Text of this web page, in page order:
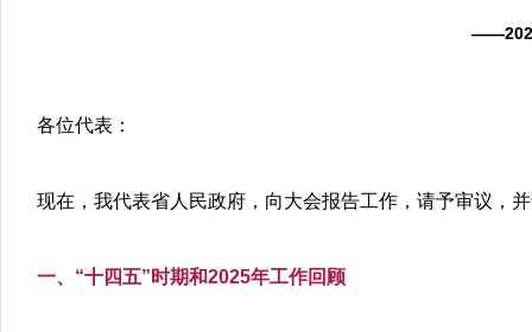
各位代表：
现在，我代表省人民政府，向大会报告工作，请予审议，
一、“十四五”时期和2025年工作回顾